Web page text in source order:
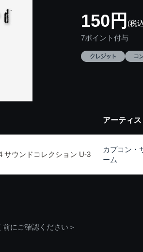
150円 (税
7ポイント付与
アーティス
サウンドコレクション U-3
カプコン・
ーム
にご確認ください＞